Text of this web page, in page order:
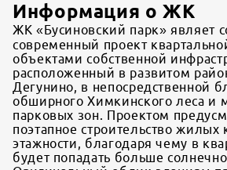
Информация о ЖК
ЖК «Бусиновский парк» являет
современный проект
объектами собственной
расположенный в развитом
Дегунино, в непосредственной
обширного Химкинского леса и
парковых зон. Проектом
поэтапное строительство жилых
этажности, благодаря чему в
будет попадать больше